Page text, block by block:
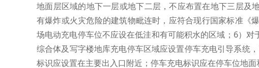
地面层区域的地下一层或地下二层，不应布置在地下三层及
有爆炸或火灾危险的建筑物毗连时，应符合现行国家标准《
场电动充电停车位不应设在低洼和有可能积水的区域；6）
综合体及写字楼地库充电停车区域应设置停车充电引导系统
标识应设置在主要出入口附近；停车充电标识应在停车位地面